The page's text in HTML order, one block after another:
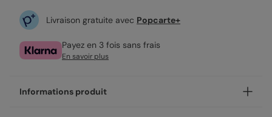
Livraison gratuite avec Popcarte+
Payez en 3 fois sans frais
En savoir plus
Informations produit